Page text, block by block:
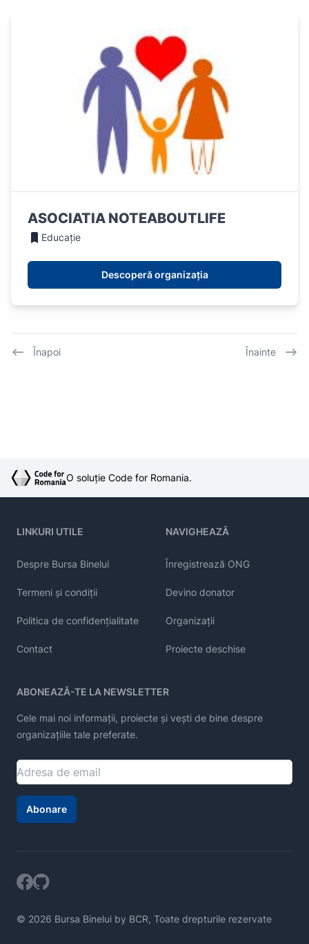
ASOCIATIA NOTEABOUTLIFE
Educație
Descoperă organizația
Înapoi Înainte
O soluție Code for Romania.
LINKURI UTILE
Despre Bursa Binelui
Termeni și condiții
Politica de confidențialitate
Contact
NAVIGHEAZĂ
Înregistrează ONG
Devino donator
Organizații
Proiecte deschise
ABONEAZĂ-TE LA NEWSLETTER
Cele mai noi informații, proiecte și vești de bine despre
organizațiile tale preferate.
Abonare
© 2026 Bursa Binelui by BCR, Toate drepturile rezervate